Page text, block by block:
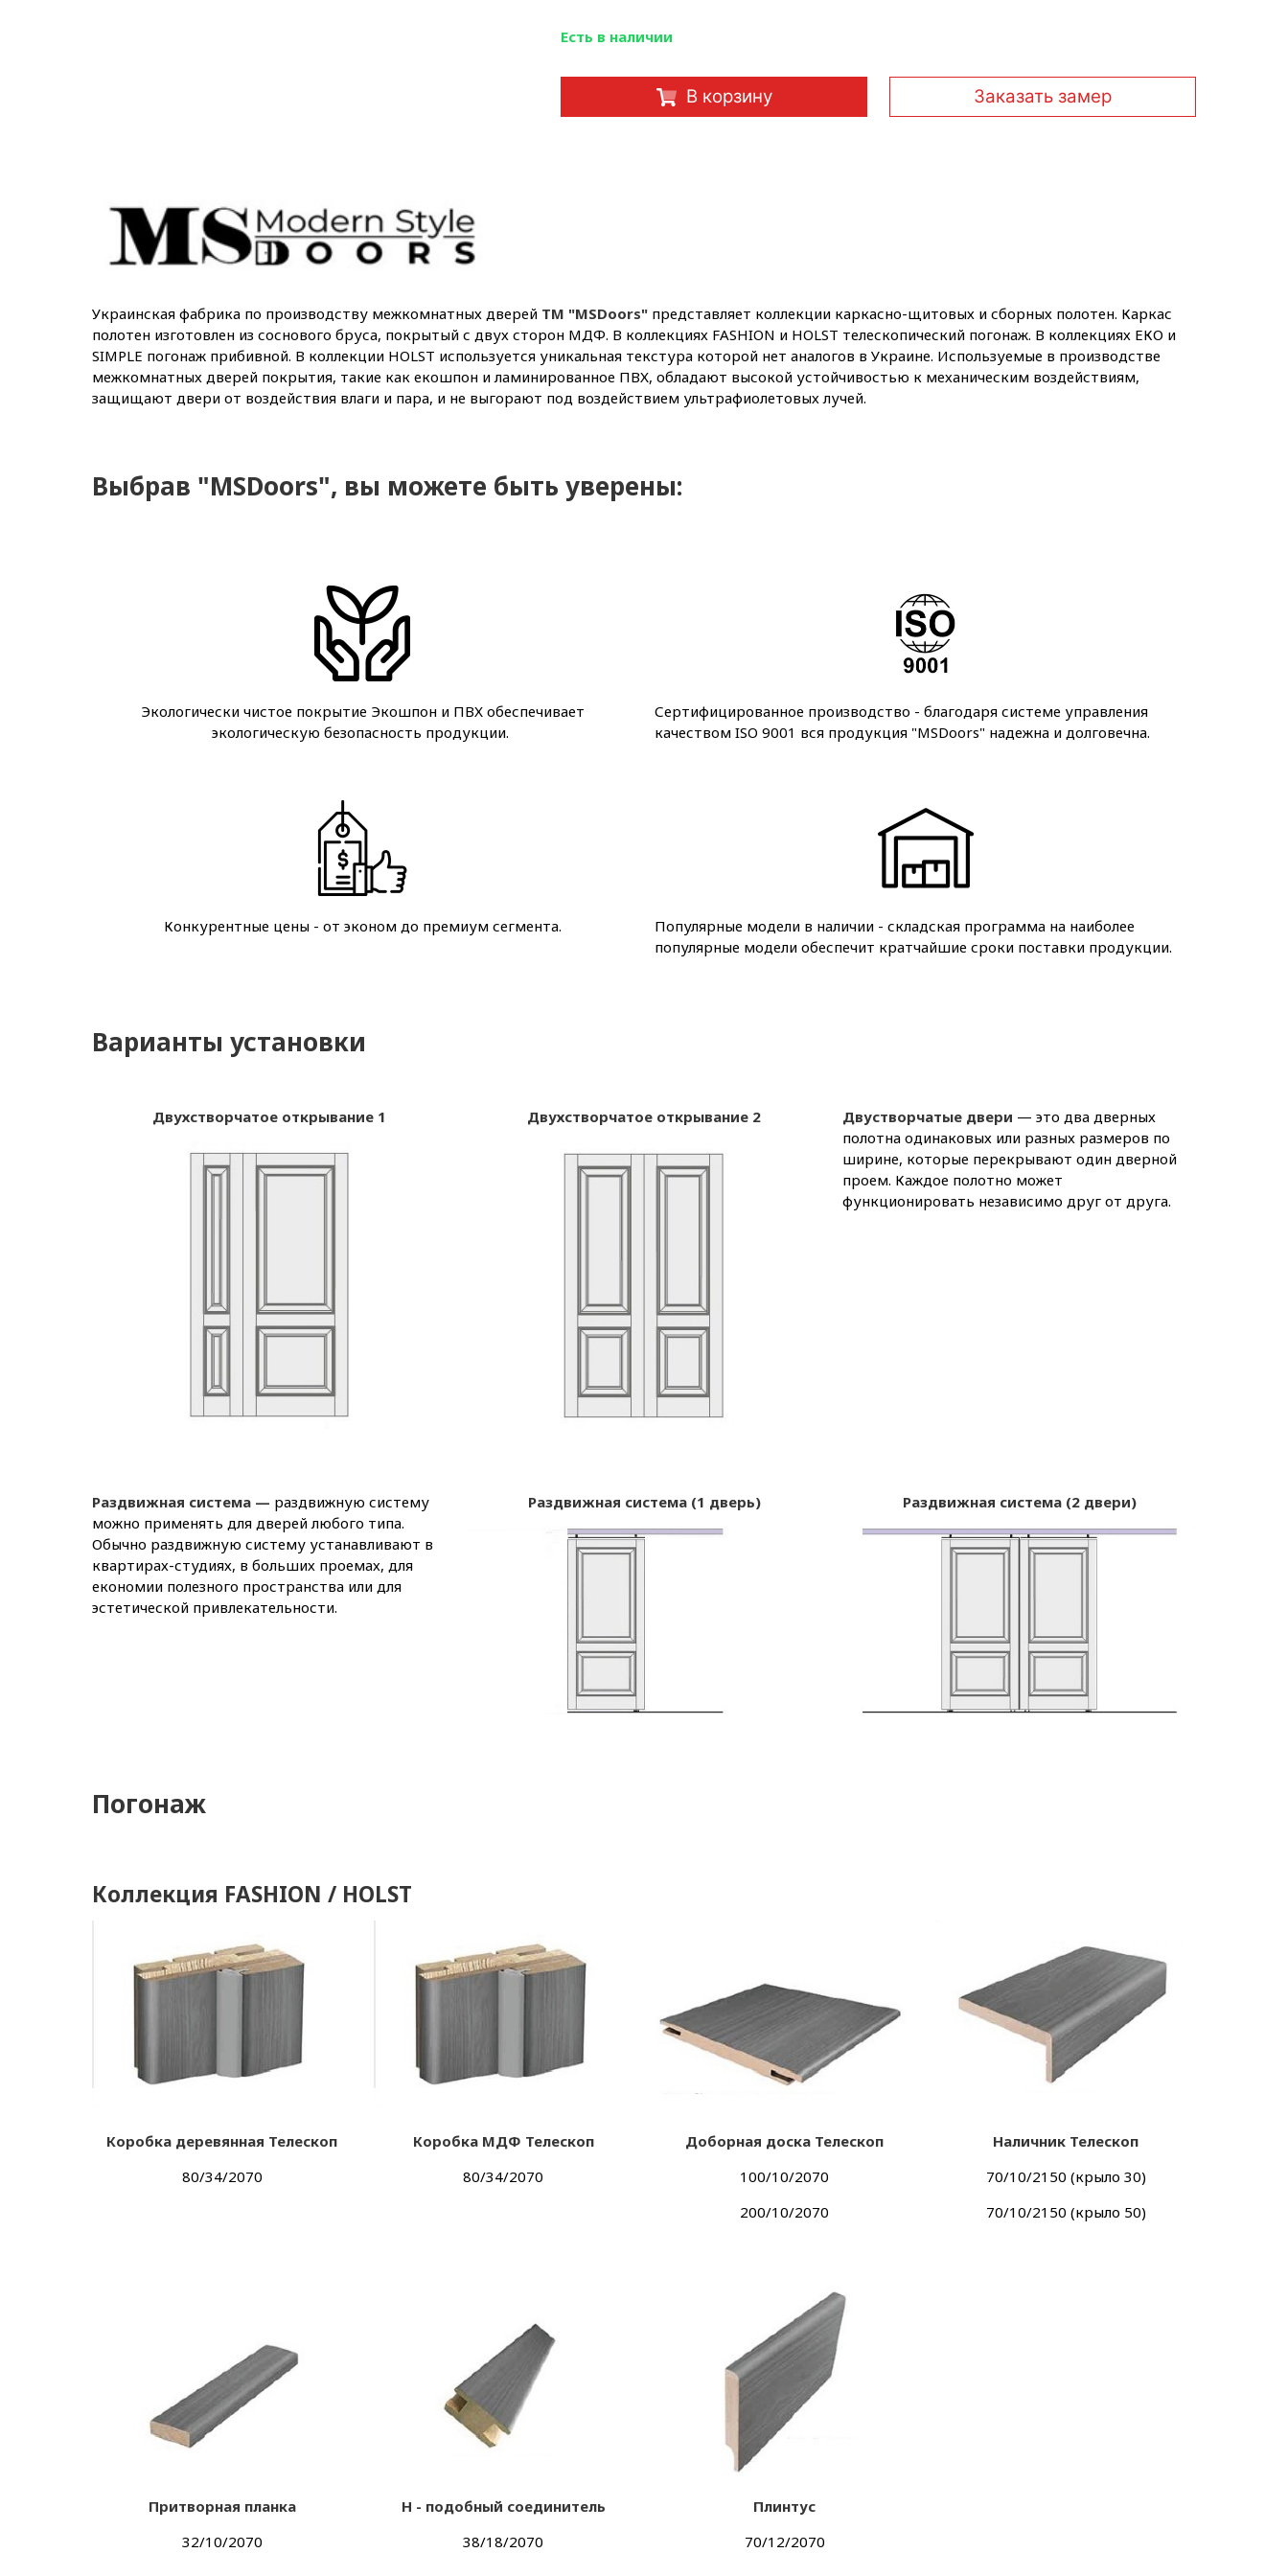
Есть в наличии
В корзину Заказать замер
Украинская фабрика по производству межкомнатных дверей ТМ "MSDoors" представляет коллекции каркасно-щитовых и сборных полотен. Каркас
полотен изготовлен из соснового бруса, покрытый с двух сторон МДФ. В коллекциях FASHION и HOLST телескопический погонаж. В коллекциях ЕКО и
SIMPLE погонаж прибивной. В коллекции HOLST используется уникальная текстура которой нет аналогов в Украине. Используемые в производстве
межкомнатных дверей покрытия, такие как екошпон и ламинированное ПВХ, обладают высокой устойчивостью к механическим воздействиям,
защищают двери от воздействия влаги и пара, и не выгорают под воздействием ультрафиолетовых лучей.
Выбрав "MSDoors", вы можете быть уверены:
Экологически чистое покрытие Экошпон и ПВХ обеспечивает
экологическую безопасность продукции.
Сертифицированное производство - благодаря системе управления
качеством ISO 9001 вся продукция "MSDoors" надежна и долговечна.
Конкурентные цены - от эконом до премиум сегмента.
Популярные модели в наличии - складская программа на наиболее
популярные модели обеспечит кратчайшие сроки поставки продукции.
Варианты установки
Двухстворчатое открывание 1 Двухстворчатое открывание 2 Двустворчатые двери — это два дверных
полотна одинаковых или разных размеров по
ширине, которые перекрывают один дверной
проем. Каждое полотно может
функционировать независимо друг от друга.
Раздвижная система — раздвижную систему
можно применять для дверей любого типа.
Обычно раздвижную систему устанавливают в
квартирах-студиях, в больших проемах, для
економии полезного пространства или для
эстетической привлекательности.
Раздвижная система (1 дверь) Раздвижная система (2 двери)
Погонаж
Коллекция FASHION / HOLST
Коробка деревянная Телескоп
80/34/2070
Коробка МДФ Телескоп
80/34/2070
Доборная доска Телескоп
100/10/2070
200/10/2070
Наличник Телескоп
70/10/2150 (крыло 30)
70/10/2150 (крыло 50)
Притворная планка
32/10/2070
Н - подобный соединитель
38/18/2070
Плинтус
70/12/2070